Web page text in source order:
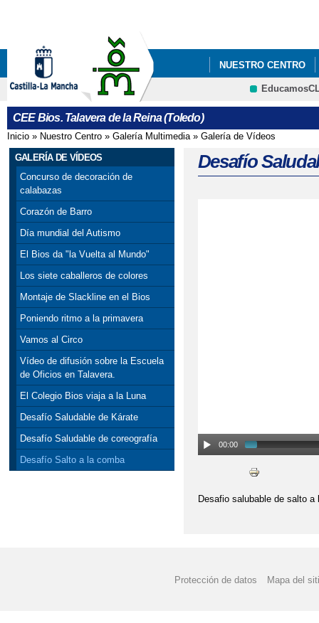
NUESTRO CENTRO
CEE Bios. Talavera de la Reina (Toledo)
Se encuentra usted aquí
Inicio » Nuestro Centro » Galería Multimedia» Galería de Vídeos
GALERÍA DE VÍDEOS
Concurso de decoración de
calabazas
Corazón de Barro
Día mundial del Autismo
El Bios da "la Vuelta al Mundo"
Los siete caballeros de colores
Montaje de Slackline en el Bios
Poniendo ritmo a la primavera
Vamos al Circo
Vídeo de difusión sobre la Escuela
de Oficios en Talavera.
El Colegio Bios viaja a la Luna
Desafío Saludable de Kárate
Desafío Saludable de coreografía
Desafío Salto a la comba
Desafío
00:00
Desafio salubable de salto
Protección de datos Mapa del